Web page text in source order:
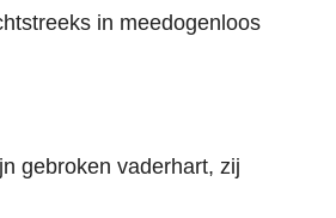
in meedogenloos
gebroken vaderhart, zij